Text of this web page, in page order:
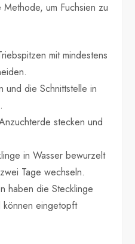
um Fuchsien zu
mit mindestens
und die Schnittstelle in
stecken und
in Wasser bewurzelt
Tage wechseln.
haben die Stecklinge
können eingetopft